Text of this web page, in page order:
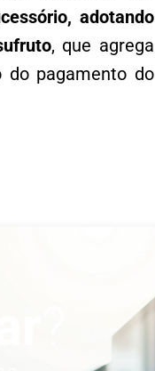
adotando
, que agrega
do pagamento do